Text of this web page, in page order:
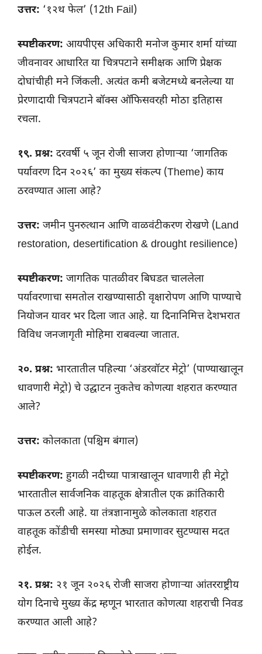
उत्तर: ‘१२थ फेल’ (12th Fail)
स्पष्टीकरण: आयपीएस अधिकारी मनोज कुमार शर्मा यांच्या
जीवनावर आधारित या चित्रपटाने समीक्षक आणि प्रेक्षक
दोघांचीही मने जिंकली. अत्यंत कमी बजेटमध्ये बनलेल्या या
प्रेरणादायी चित्रपटाने बॉक्स ऑफिसवरही मोठा इतिहास
रचला.
१९. प्रश्न: दरवर्षी ५ जून रोजी साजरा होणाऱ्या ‘जागतिक
पर्यावरण दिन २०२६’ का मुख्य संकल्प (Theme) काय
ठरवण्यात आला आहे?
उत्तर: जमीन पुनरुत्थान आणि वाळवंटीकरण रोखणे (Land
restoration, desertification & drought resilience)
स्पष्टीकरण: जागतिक पातळीवर बिघडत चाललेला
पर्यावरणाचा समतोल राखण्यासाठी वृक्षारोपण आणि पाण्याचे
नियोजन यावर भर दिला जात आहे. या दिनानिमित्त देशभरात
विविध जनजागृती मोहिमा राबवल्या जातात.
२०. प्रश्न: भारतातील पहिल्या ‘अंडरवॉटर मेट्रो’ (पाण्याखालून
धावणारी मेट्रो) चे उद्घाटन नुकतेच कोणत्या शहरात करण्यात
आले?
उत्तर: कोलकाता (पश्चिम बंगाल)
स्पष्टीकरण: हुगळी नदीच्या पात्राखालून धावणारी ही मेट्रो
भारतातील सार्वजनिक वाहतूक क्षेत्रातील एक क्रांतिकारी
पाऊल ठरली आहे. या तंत्रज्ञानामुळे कोलकाता शहरात
वाहतूक कोंडीची समस्या मोठ्या प्रमाणावर सुटण्यास मदत
होईल.
२१. प्रश्न: २१ जून २०२६ रोजी साजरा होणाऱ्या आंतरराष्ट्रीय
योग दिनाचे मुख्य केंद्र म्हणून भारतात कोणत्या शहराची निवड
करण्यात आली आहे?